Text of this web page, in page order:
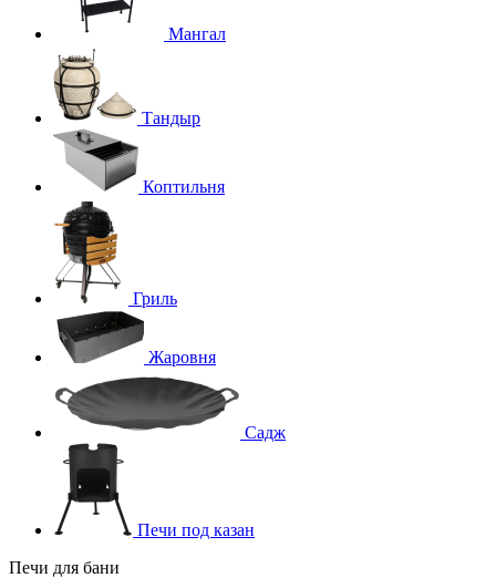
Мангал
Тандыр
Коптильня
Гриль
Жаровня
Садж
Печи под казан
Печи для бани